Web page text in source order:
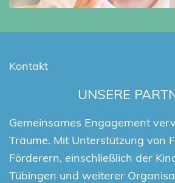
Kontakt
UNSERE
Gemeinsames Engagement
Träume. Mit Unterstützung von
Förderern, einschließlich der
Tübingen und weiterer